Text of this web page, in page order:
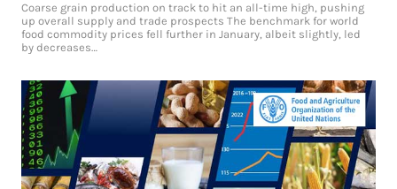
Coarse grain production on track to hit an all-time high, pushing
up overall supply and trade prospects The benchmark for world
food commodity prices fell further in January, albeit slightly, led
by decreases…